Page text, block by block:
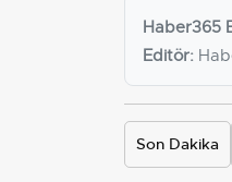
Haber365
Editör:
Son Dakika